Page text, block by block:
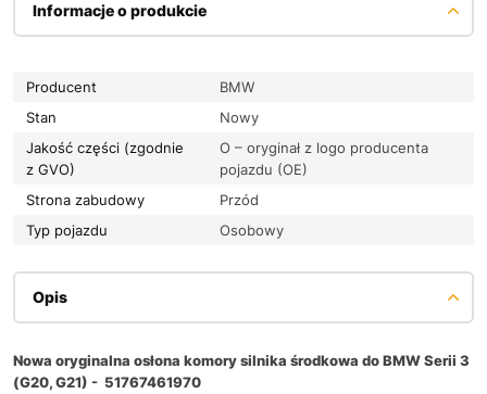
Informacje o produkcie
Producent
BMW
Stan
Nowy
Jakość części (zgodnie
z GVO)
O – oryginał z logo producenta
pojazdu (OE)
Strona zabudowy
Przód
Typ pojazdu
Osobowy
Opis
Nowa oryginalna osłona komory silnika środkowa do BMW Serii 3
(G20, G21) - 51767461970